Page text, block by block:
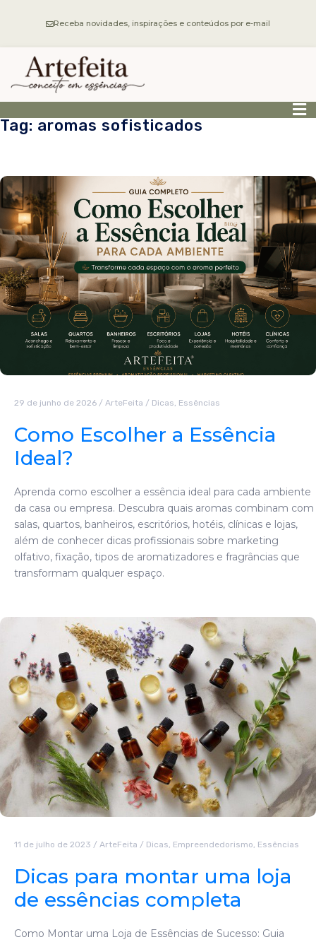
Receba novidades, inspirações e conteúdos por e-mail
Tag: aromas sofisticados
29 de junho de 2026 / ArteFeita / Dicas, Essências
Como Escolher a Essência
Ideal?
Aprenda como escolher a essência ideal para cada ambiente
da casa ou empresa. Descubra quais aromas combinam com
salas, quartos, banheiros, escritórios, hotéis, clínicas e lojas,
além de conhecer dicas profissionais sobre marketing
olfativo, fixação, tipos de aromatizadores e fragrâncias que
transformam qualquer espaço.
11 de julho de 2023 / ArteFeita / Dicas Empreendedorismo Essências
Dicas para montar uma loja
de essências completa
Como Montar uma Loja de Essências de Sucesso: Guia